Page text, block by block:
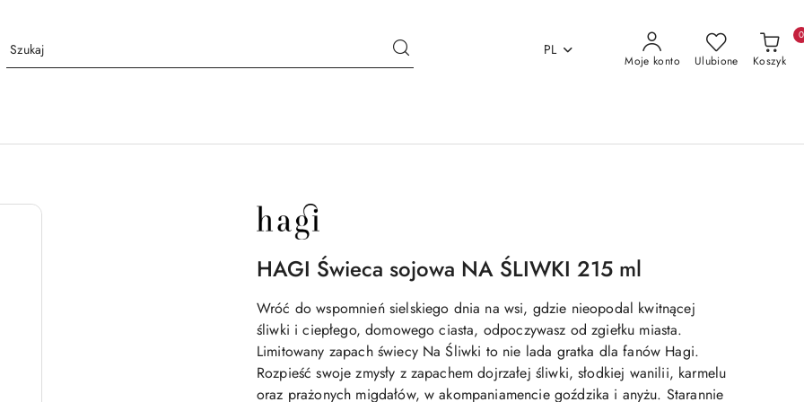
PL
Moje konto Ulubione Koszyk
0
NAZWA
PRODUCENTA:
HAGI
HAGI Świeca sojowa NA ŚLIWKI 215 ml
Wróć do wspomnień sielskiego dnia na wsi, gdzie nieopodal kwitnącej
śliwki i ciepłego, domowego ciasta, odpoczywasz od zgiełku miasta.
Limitowany zapach świecy Na Śliwki to nie lada gratka dla fanów Hagi.
Rozpieść swoje zmysły z zapachem dojrzałej śliwki, słodkiej wanilii, karmelu
oraz prażonych migdałów, w akompaniamencie goździka i anyżu. Starannie